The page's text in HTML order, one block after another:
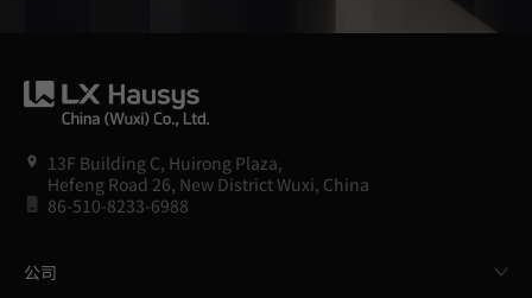
13F Building C, Huirong Plaza,
Hefeng Road 26, New District Wuxi, China
86-510-8233-6988
公司